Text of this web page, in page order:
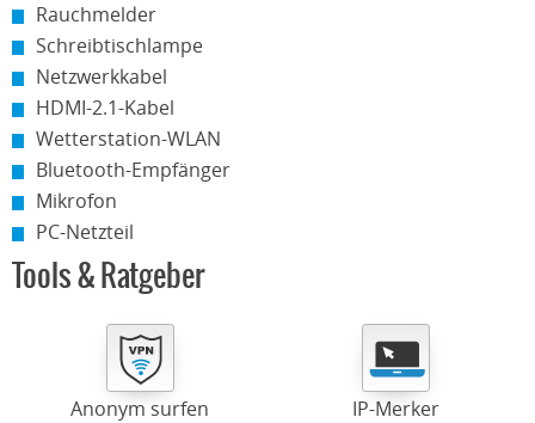
Rauchmelder
Schreibtischlampe
Netzwerkkabel
HDMI-2.1-Kabel
Wetterstation-WLAN
Bluetooth-Empfänger
Mikrofon
PC-Netzteil
Tools & Ratgeber
Anonym surfen IP-Merker